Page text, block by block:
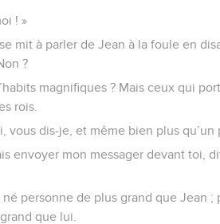
! »
mit à parler de Jean à la foule en
?
magnifiques ? Mais ceux qui
rois.
vous dis-je, et même bien plus qu’un
envoyer mon messager devant toi,
personne de plus grand que Jean
que lui.